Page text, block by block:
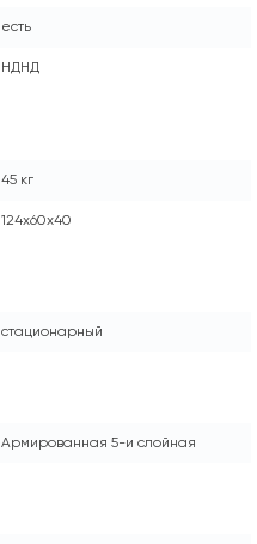
есть
НДНД
45 кг
124x60x40
стационарный
Армированная 5-и слойная